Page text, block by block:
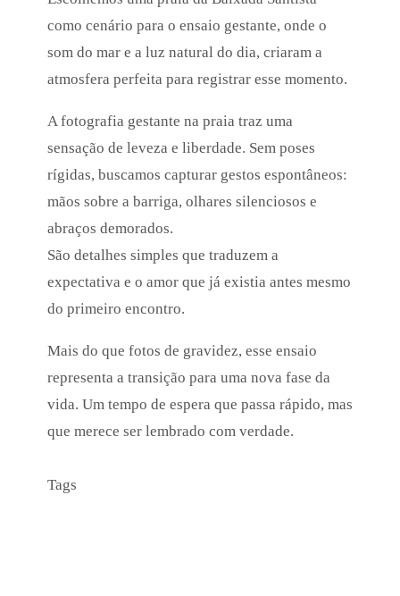
como cenário para o ensaio gestante, onde o
som do mar e a luz natural do dia, criaram a
atmosfera perfeita para registrar esse momento.
A fotografia gestante na praia traz uma
sensação de leveza e liberdade. Sem poses
rígidas, buscamos capturar gestos espontâneos:
mãos sobre a barriga, olhares silenciosos e
abraços demorados.
São detalhes simples que traduzem a
expectativa e o amor que já existia antes mesmo
do primeiro encontro.
Mais do que fotos de gravidez, esse ensaio
representa a transição para uma nova fase da
vida. Um tempo de espera que passa rápido, mas
que merece ser lembrado com verdade.
Tags